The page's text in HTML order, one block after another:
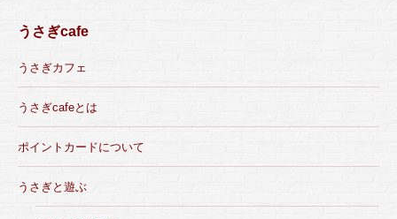
うさぎcafe
うさぎカフェ
うさぎcafeとは
ポイントカードについて
うさぎと遊ぶ